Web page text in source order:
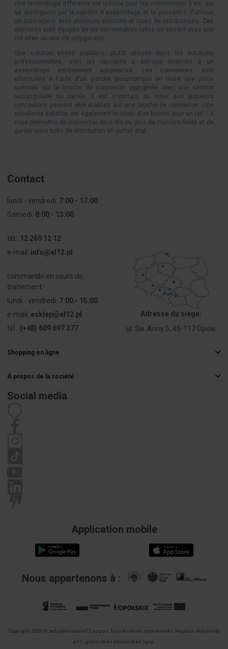
Une technologie différente est utilisée pour les connecteurs à vis, qui
se distinguent par la rapidité d'assemblage et la possibilité d'utiliser
un connecteur avec plusieurs sections et types de conducteurs. Ces
éléments sont équipés de vis démontables (elles se serrent avec une
clé Allen ou une clé polygonale).
Une solution assez populaire, plutôt utilisée dans les solutions
professionnelles, sont les raccords à serrage destinés à un
assemblage entièrement automatisé. Les connexions sont
effectuées à l'aide d'un pistolet pneumatique en tirant une pince
spéciale sur la broche de connexion appropriée avec une section
rectangulaire ou carrée. Il est important de noter que plusieurs
connexions peuvent être établies sur une broche de connexion. Une
excellente solution est également le choix d'un bornier pour un rail – il
vous permettra de connecter deux fils ou plus de manière fiable et de
garder votre boîte de distribution en parfait état.
Contact
lundi - vendredi: 7:00 - 17:00
Samedi: 8:00 - 13:00
tél.: 12 269 12 12
e-mail: info@el12.pl
commande en cours de
traitement:
lundi - vendredi: 7:00 - 15:00
e-mail: esklep@el12.pl
tél.: (+48) 609 697 377
Adresse du siège:
ul. Św. Anny 5, 45-117 Opole
Shopping en ligne
Méthodes de livraison
Paiements
À propos de la société
Carrière
Social media
Application mobile
Nous appartenons à :
Copyright - 2026 Przedsiębiorstwo el12 sp.z o.o. Tous les droits sont réservés. Magasin d'électricité
el12 - grossiste en électricité en ligne.